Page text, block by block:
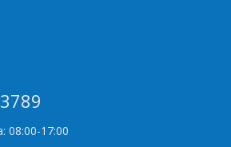
08:00-17:00